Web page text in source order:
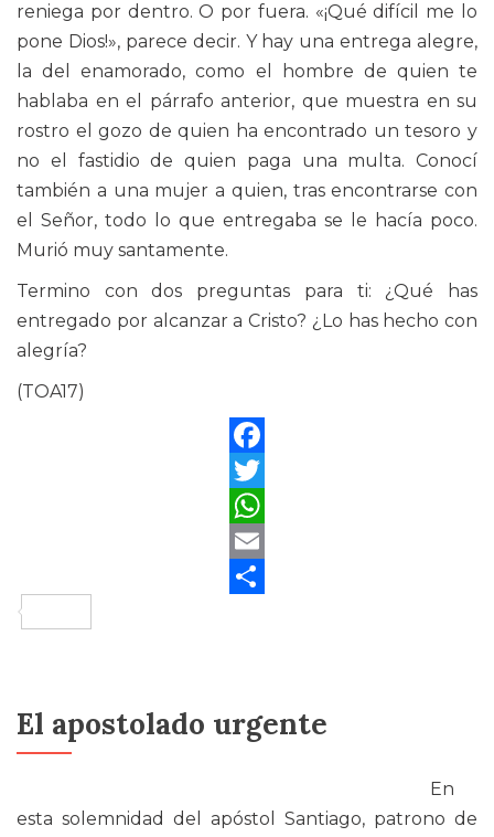
reniega por dentro. O por fuera. «¡Qué difícil me lo
pone Dios!», parece decir. Y hay una entrega alegre,
la del enamorado, como el hombre de quien te
hablaba en el párrafo anterior, que muestra en su
rostro el gozo de quien ha encontrado un tesoro y
no el fastidio de quien paga una multa. Conocí
también a una mujer a quien, tras encontrarse con
el Señor, todo lo que entregaba se le hacía poco.
Murió muy santamente.
Termino con dos preguntas para ti: ¿Qué has
entregado por alcanzar a Cristo? ¿Lo has hecho con
alegría?
(TOA17)
Facebook
Twitter
WhatsApp
Email
El apostolado urgente
En
esta solemnidad del apóstol Santiago, patrono de